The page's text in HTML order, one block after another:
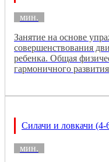
мин.
Занятие на основе
совершенствования
ребенка. Общая
гармоничного
Силачи и ловкачи (4-
мин.